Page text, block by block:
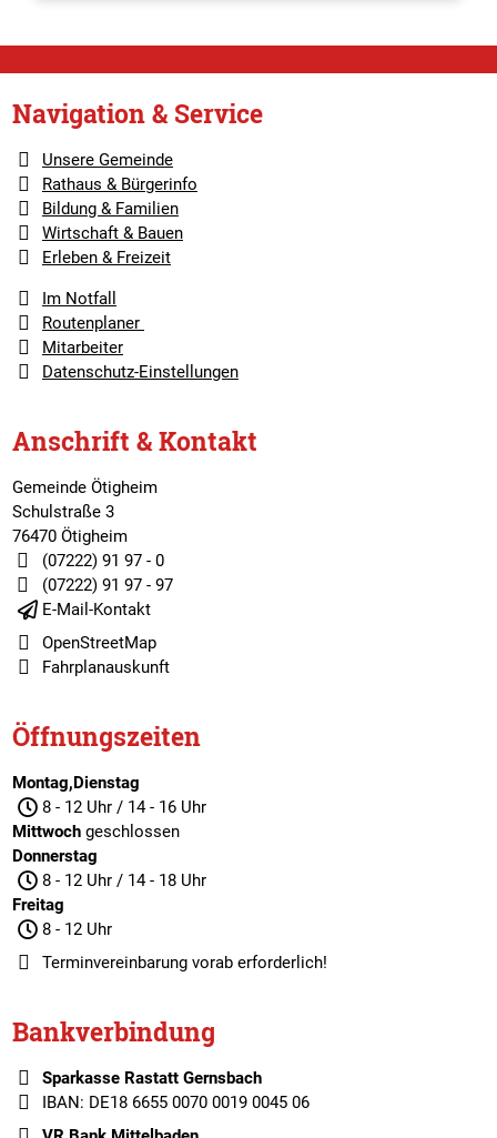
Navigation & Service
Unsere Gemeinde
Rathaus & Bürgerinfo
Bildung & Familien
Wirtschaft & Bauen
Erleben & Freizeit
Im Notfall
Routenplaner
Mitarbeiter
Datenschutz-Einstellungen
Anschrift & Kontakt
Gemeinde Ötigheim
Schulstraße 3
76470 Ötigheim
(07222) 91 97 - 0
(07222) 91 97 - 97
E-Mail-Kontakt
OpenStreetMap
Fahrplanauskunft
Öffnungszeiten
Montag,Dienstag
8 - 12 Uhr / 14 - 16 Uhr
Mittwochgeschlossen
Donnerstag
8 - 12 Uhr / 14 - 18 Uhr
Freitag
8 - 12 Uhr
Terminvereinbarungvorab erforderlich!
Bankverbindung
Sparkasse Rastatt Gernsbach
IBAN: DE18 6655 0070 0019 0045 06